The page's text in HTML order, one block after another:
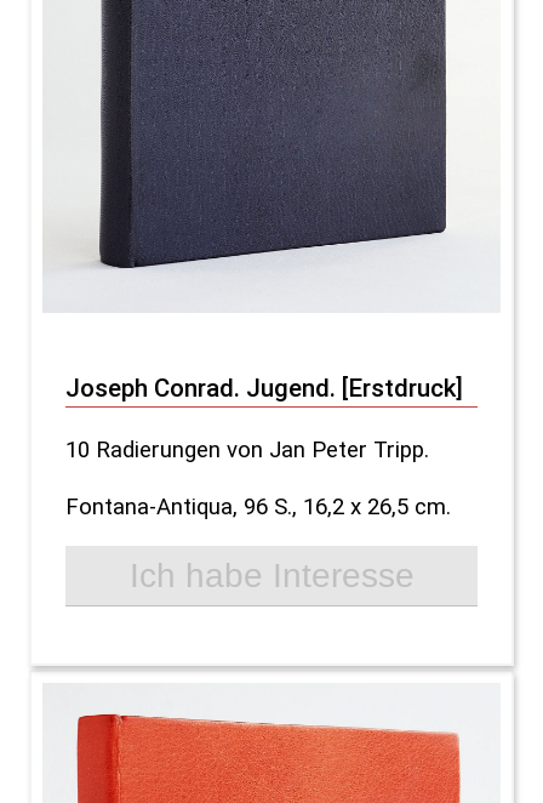
Joseph Conrad. Jugend. [Erstdruck]
10 Radierungen von Jan Peter Tripp.
Fontana-Antiqua, 96 S., 16,2 x 26,5 cm.